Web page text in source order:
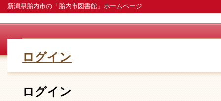
新潟県胎内市の「胎内市図書館」ホームページ
ログイン
ログイン